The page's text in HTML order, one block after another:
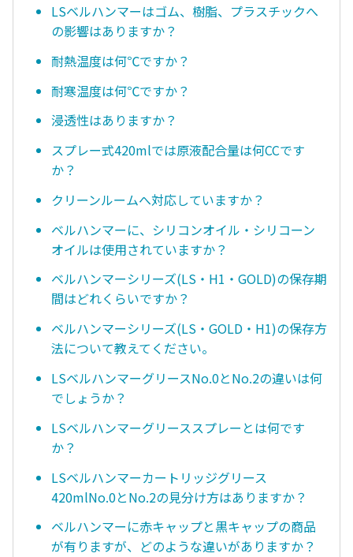
LSベルハンマーはゴム、樹脂、プラスチックへ
の影響はありますか？
耐熱温度は何℃ですか？
耐寒温度は何℃ですか？
浸透性はありますか？
スプレー式420mlでは原液配合量は何CCです
か？
クリーンルームへ対応していますか？
ベルハンマーに、シリコンオイル・シリコーン
オイルは使用されていますか？
ベルハンマーシリーズ(LS・H1・GOLD)の保存期
間はどれくらいですか？
ベルハンマーシリーズ(LS・GOLD・H1)の保存方
法について教えてください。
LSベルハンマーグリースNo.0とNo.2の違いは何
でしょうか？
LSベルハンマーグリーススプレーとは何です
か？
LSベルハンマーカートリッジグリース
420mlNo.0とNo.2の見分け方はありますか？
ベルハンマーに赤キャップと黒キャップの商品
が有りますが、どのような違いがありますか？